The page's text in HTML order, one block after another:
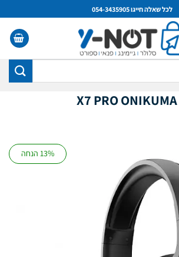
לכל שאלה חייגו 054-3435905
13% הנחה